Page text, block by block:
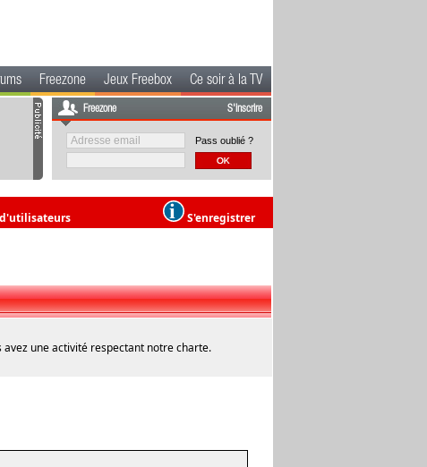
Freezone Jeux Freebox Ce soir à la TV
Freezone S'inscrire
Pass oublié ?
S'enregistrer
une activité respectant notre charte.